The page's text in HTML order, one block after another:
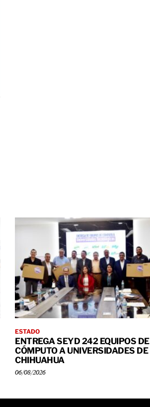
ESTADO
ENTREGA SEYD 242 EQUIPOS DE
CÓMPUTO A UNIVERSIDADES DE
CHIHUAHUA
06/08/2026